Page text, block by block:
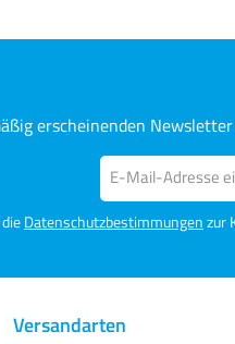
erscheinenden
Datenschutzbestimmungenzur
Versandarten